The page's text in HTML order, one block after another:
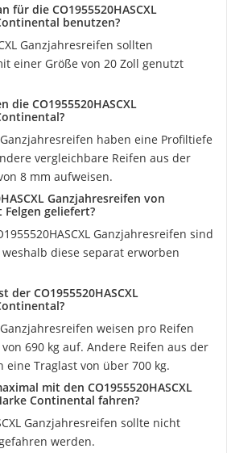
für die CO1955520HASCXL
benutzen?
Ganzjahresreifen sollten
einer Größe von 20 Zoll genutzt
die CO1955520HASCXL
Ganzjahresreifen haben eine Profiltiefe
vergleichbare Reifen aus der
8 mm aufweisen.
Ganzjahresreifen von
geliefert?
Ganzjahresreifen sind
diese separat erworben
der CO1955520HASCXL
Ganzjahresreifen weisen pro Reifen
690 kg auf. Andere Reifen aus der
eine Traglast von über 700 kg.
mit den CO1955520HASCXL
Continental fahren?
Ganzjahresreifen sollte nicht
werden.